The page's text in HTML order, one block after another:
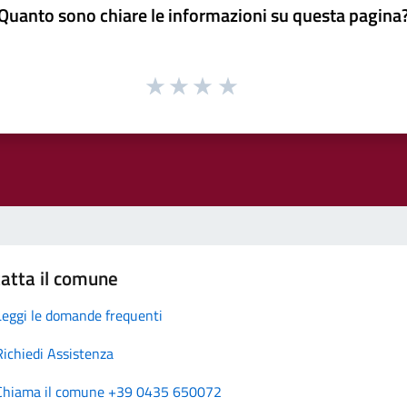
sono chiare le informazioni su questa
il comune
le domande frequenti
Assistenza
il comune +39 0435 650072